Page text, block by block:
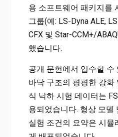
용 소프트웨어 패키지를
그룹(예: LS-Dyna ALE,
CFX 및 Star-CCM+/
했습니다.
공개 문헌에서 입수할 수
바닥 구조의 평평한 강화
식 낙하 시험 데이터는
용되었습니다. 형상 모델
실험 조건의 요약은 시뮬